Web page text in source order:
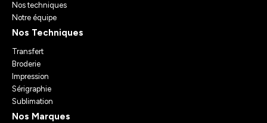
Nos techniques
Notre équipe
Nos Techniques
Transfert
Broderie
Impression
Sérigraphie
Sublimation
Nos Marques